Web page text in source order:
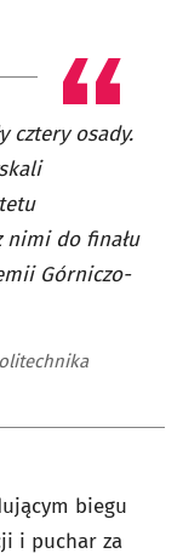
cztery osady.
nimi do finału
Górniczo-
biegu
i puchar za